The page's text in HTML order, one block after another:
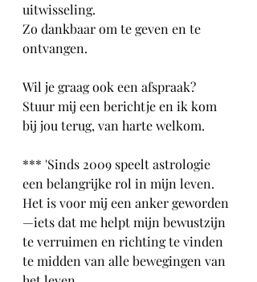
uitwisseling.
Zo dankbaar om te geven en te
ontvangen.
Wil je graag ook een afspraak?
Stuur mij een berichtje en ik kom
bij jou terug, van harte welkom.
*** 'Sinds 2009 speelt astrologie
een belangrijke rol in mijn leven.
Het is voor mij een anker geworden
—iets dat me helpt mijn bewustzijn
te verruimen en richting te vinden
te midden van alle bewegingen van